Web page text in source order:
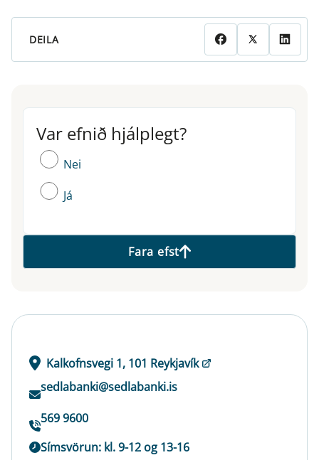
DEILA
Var efnið hjálplegt?
Var efnið hjálplegt?
Nei
Já
Fara efst
Kalkofnsvegi 1, 101 Reykjavík
sedlabanki@sedlabanki.is
569 9600
Símsvörun: kl. 9-12 og 13-16